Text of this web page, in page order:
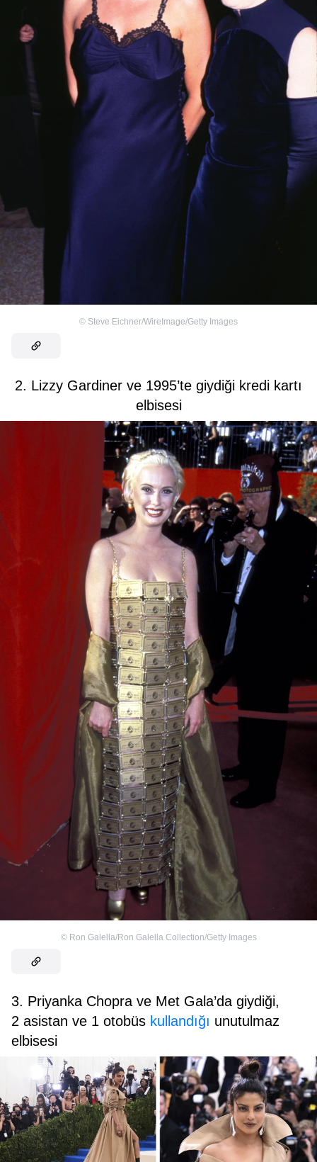
© Steve Eichner/WireImage/Getty Images
2. Lizzy Gardiner ve 1995’te giydiği kredi kartı
elbisesi
© Ron Galella/Ron Galella Collection/Getty Images
3. Priyanka Chopra ve Met Gala’da giydiği,
2 asistan ve 1 otobüs kullandığı unutulmaz
elbisesi